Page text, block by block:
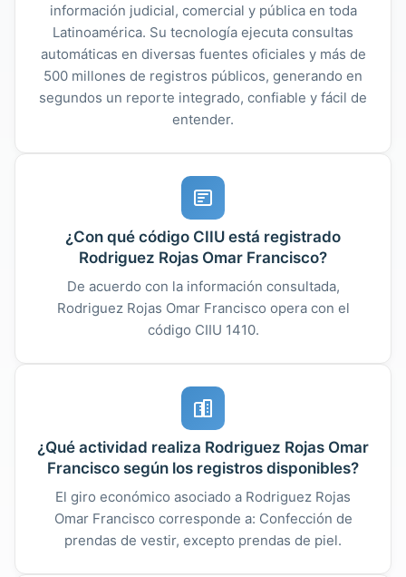
información judicial, comercial y pública en toda
Latinoamérica. Su tecnología ejecuta consultas
automáticas en diversas fuentes oficiales y más de
500 millones de registros públicos, generando en
segundos un reporte integrado, confiable y fácil de
entender.
¿Con qué código CIIU está registrado
Rodriguez Rojas Omar Francisco?
De acuerdo con la información consultada,
Rodriguez Rojas Omar Francisco opera con el
código CIIU 1410.
¿Qué actividad realiza Rodriguez Rojas Omar
Francisco según los registros disponibles?
El giro económico asociado a Rodriguez Rojas
Omar Francisco corresponde a: Confección de
prendas de vestir, excepto prendas de piel.